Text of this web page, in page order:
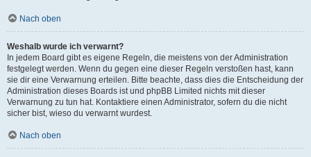
Nach oben
Weshalb wurde ich verwarnt?
In jedem Board gibt es eigene Regeln, die meistens von der Administration
festgelegt werden. Wenn du gegen eine dieser Regeln verstoßen hast, kann
sie dir eine Verwarnung erteilen. Bitte beachte, dass dies die Entscheidung der
Administration dieses Boards ist und phpBB Limited nichts mit dieser
Verwarnung zu tun hat. Kontaktiere einen Administrator, sofern du die nicht
sicher bist, wieso du verwarnt wurdest.
Nach oben